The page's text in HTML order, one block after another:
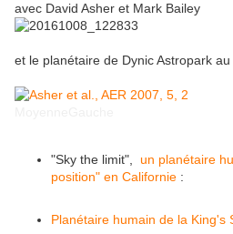
avec David Asher et Mark Bailey
et le planétaire de Dynic Astropark
"Sky the limit", un planétaire
position" en Californie :
Planétaire humain de la King's